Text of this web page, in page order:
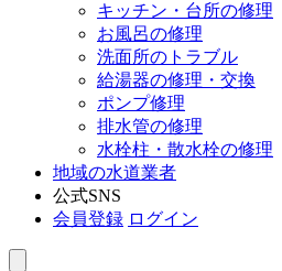
キッチン・台所の修理
お風呂の修理
洗面所のトラブル
給湯器の修理・交換
ポンプ修理
排水管の修理
水栓柱・散水栓の修理
地域の水道業者
公式SNS
会員登録 ログイン